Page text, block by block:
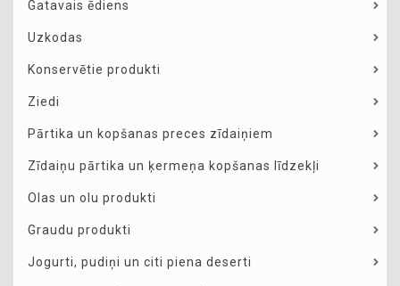
Gatavais ēdiens
Uzkodas
Konservētie produkti
Ziedi
Pārtika un kopšanas preces zīdaiņiem
Zīdaiņu pārtika un ķermeņa kopšanas līdzekļi
Olas un olu produkti
Graudu produkti
Jogurti, pudiņi un citi piena deserti